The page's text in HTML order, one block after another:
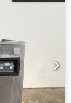
of
1:1; 1:2;
mogelijk.
Tevens
uit het
n.o.t.k.